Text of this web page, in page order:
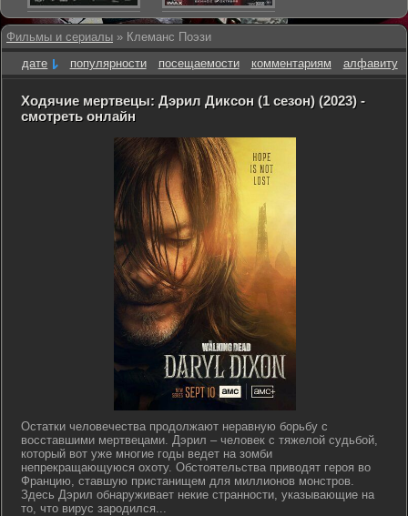
Фильмы и сериалы » Клеманс Поэзи
дате
популярности посещаемости комментариям алфавиту
Ходячие мертвецы: Дэрил Диксон (1 сезон) (2023) -
смотреть онлайн
Остатки человечества продолжают неравную борьбу с
восставшими мертвецами. Дэрил – человек с тяжелой судьбой,
который вот уже многие годы ведет на зомби
непрекращающуюся охоту. Обстоятельства приводят героя во
Францию, ставшую пристанищем для миллионов монстров.
Здесь Дэрил обнаруживает некие странности, указывающие на
то, что вирус зародился...